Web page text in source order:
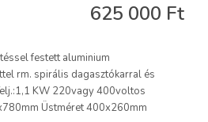
625 000 Ft
festett aluminium
rm. spirális dagasztókarral és
KW 220vagy 400voltos
Üstméret 400x260mm